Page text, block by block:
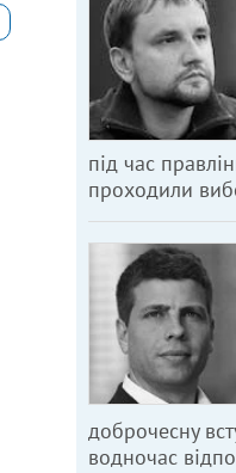
під час
проходили
доброчесну
водночас